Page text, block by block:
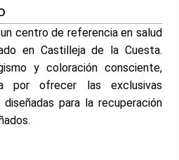
centro de referencia en salud
en Castilleja de la Cuesta.
y coloración consciente,
por ofrecer las exclusivas
diseñadas para la recuperación